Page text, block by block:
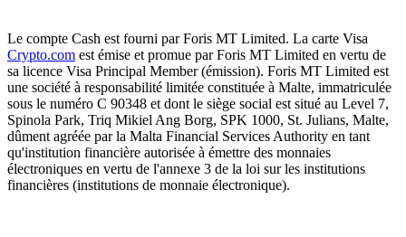
Le compte Cash est fourni par Foris MT Limited. La carte Visa
Crypto.com est émise et promue par Foris MT Limited en vertu de
sa licence Visa Principal Member (émission). Foris MT Limited est
une société à responsabilité limitée constituée à Malte, immatriculée
sous le numéro C 90348 et dont le siège social est situé au Level 7,
Spinola Park, Triq Mikiel Ang Borg, SPK 1000, St. Julians, Malte,
dûment agréée par la Malta Financial Services Authority en tant
qu'institution financière autorisée à émettre des monnaies
électroniques en vertu de l'annexe 3 de la loi sur les institutions
financières (institutions de monnaie électronique).